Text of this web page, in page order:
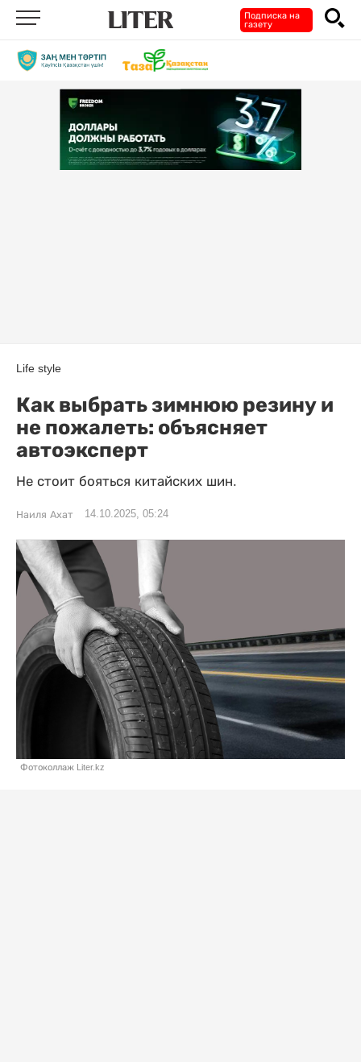
Подписка на
газету
Life style
Как выбрать зимнюю резину и
не пожалеть: объясняет
автоэксперт
Не стоит бояться китайских шин.
Наиля Ахат 14.10.2025, 05:24
Фотоколлаж Liter.kz